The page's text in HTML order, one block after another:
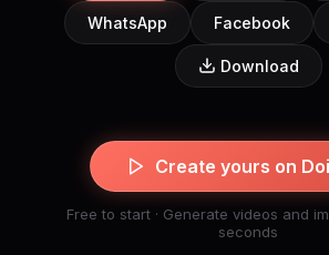
WhatsApp Facebook
Download
Create yours on
Free to start · Generate videos and
seconds